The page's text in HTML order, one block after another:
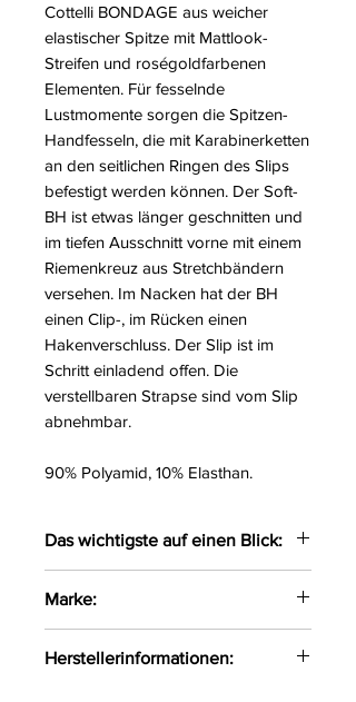
Cottelli BONDAGE aus weicher
elastischer Spitze mit Mattlook-
Streifen und roségoldfarbenen
Elementen. Für fesselnde
Lustmomente sorgen die Spitzen-
Handfesseln, die mit Karabinerketten
an den seitlichen Ringen des Slips
befestigt werden können. Der Soft-
BH ist etwas länger geschnitten und
im tiefen Ausschnitt vorne mit einem
Riemenkreuz aus Stretchbändern
versehen. Im Nacken hat der BH
einen Clip-, im Rücken einen
Hakenverschluss. Der Slip ist im
Schritt einladend offen. Die
verstellbaren Strapse sind vom Slip
abnehmbar.
90% Polyamid, 10% Elasthan.
Das wichtigste auf einen Blick:
Spitze
Inklusive Spitzen-Handfesseln
Mattlook-Details,
Marke:
Herstellerinformationen: